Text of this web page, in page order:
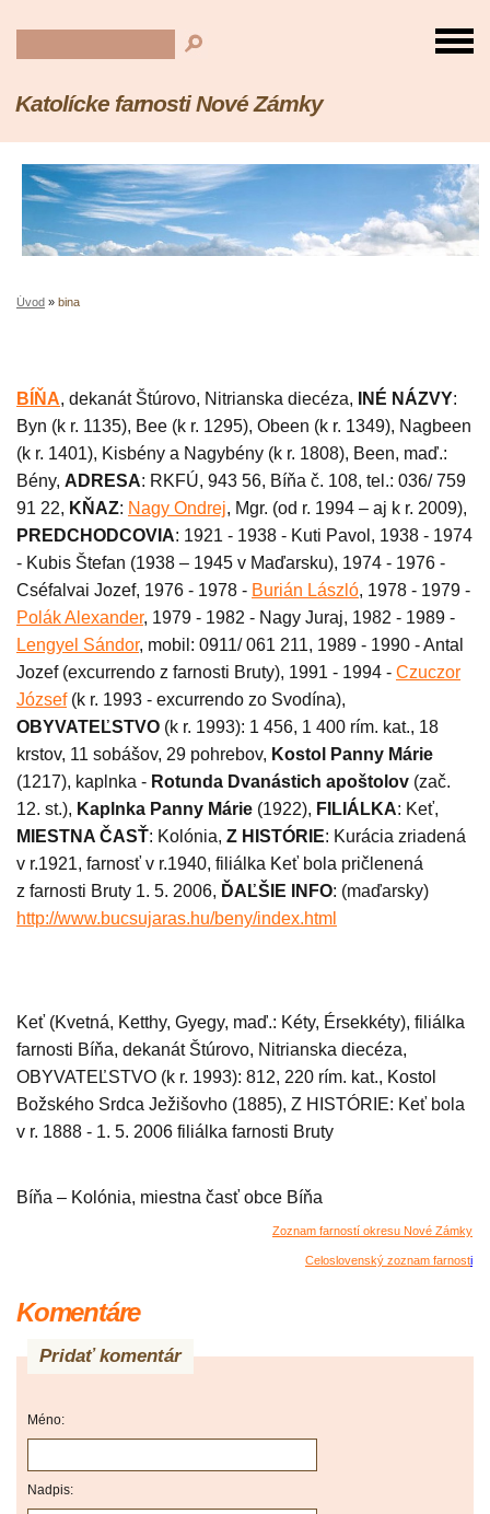
Katolícke farnosti Nové Zámky
Úvod » bina
BÍŇA, dekanát Štúrovo, Nitrianska diecéza, INÉ NÁZVY:
Byn (k r. 1135), Bee (k r. 1295), Obeen (k r. 1349), Nagbeen
(k r. 1401), Kisbény a Nagybény (k r. 1808), Been, maď.:
Bény, ADRESA: RKFÚ, 943 56, Bíňa č. 108, tel.: 036/ 759
91 22, KŇAZ: Nagy Ondrej, Mgr. (od r. 1994 – aj k r. 2009),
PREDCHODCOVIA: 1921 - 1938 - Kuti Pavol, 1938 - 1974
- Kubis Štefan (1938 – 1945 v Maďarsku), 1974 - 1976 -
Cséfalvai Jozef, 1976 - 1978 - Burián László, 1978 - 1979 -
Polák Alexander, 1979 - 1982 - Nagy Juraj, 1982 - 1989 -
Lengyel Sándor, mobil: 0911/ 061 211, 1989 - 1990 - Antal
Jozef (excurrendo z farnosti Bruty), 1991 - 1994 - Czuczor
József(k r. 1993 - excurrendo zo Svodína),
OBYVATEĽSTVO (k r. 1993): 1 456, 1 400 rím. kat., 18
krstov, 11 sobášov, 29 pohrebov, Kostol Panny Márie
(1217), kaplnka - Rotunda Dvanástich apoštolov (zač.
12. st.), Kaplnka Panny Márie (1922), FILIÁLKA: Keť,
MIESTNA ČASŤ: Kolónia, Z HISTÓRIE: Kurácia zriadená
v r.1921, farnosť v r.1940, filiálka Keť bola pričlenená
z farnosti Bruty 1. 5. 2006, ĎAĽŠIE INFO: (maďarsky)
http://www.bucsujaras.hu/beny/index.html
Keť (Kvetná, Ketthy, Gyegy, maď.: Kéty, Érsekkéty), filiálka
farnosti Bíňa, dekanát Štúrovo, Nitrianska diecéza,
OBYVATEĽSTVO (k r. 1993): 812, 220 rím. kat., Kostol
Božského Srdca Ježišovho (1885), Z HISTÓRIE: Keť bola
v r. 1888 - 1. 5. 2006 filiálka farnosti Bruty
Bíňa – Kolónia, miestna časť obce Bíňa
Zoznam farností okresu Nové Zámky
Celoslovenský zoznam farnosti
Komentáre
Pridať komentár
Méno:
Nadpis: